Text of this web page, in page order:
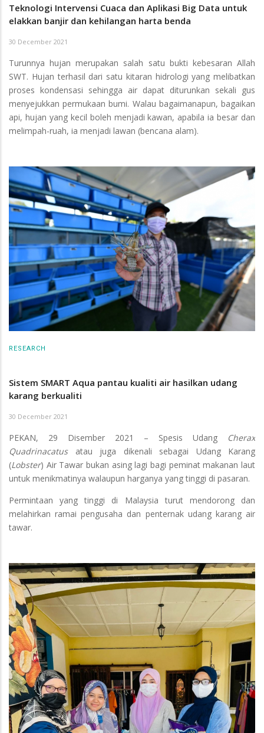
Teknologi Intervensi Cuaca dan Aplikasi Big Data untuk
elakkan banjir dan kehilangan harta benda
30 December 2021
Turunnya hujan merupakan salah satu bukti kebesaran Allah
SWT. Hujan terhasil dari satu kitaran hidrologi yang melibatkan
proses kondensasi sehingga air dapat diturunkan sekali gus
menyejukkan permukaan bumi. Walau bagaimanapun, bagaikan
api, hujan yang kecil boleh menjadi kawan, apabila ia besar dan
melimpah-ruah, ia menjadi lawan (bencana alam).
RESEARCH
Sistem SMART Aqua pantau kualiti air hasilkan udang
karang berkualiti
30 December 2021
PEKAN, 29 Disember 2021 – Spesis Udang
Cherax
Quadrinacatusatau juga dikenali sebagai Udang Karang
(Lobster) Air Tawar bukan asing lagi bagi peminat makanan laut
untuk menikmatinya walaupun harganya yang tinggi di pasaran.
Permintaan yang tinggi di Malaysia turut mendorong dan
melahirkan ramai pengusaha dan penternak udang karang air
tawar.